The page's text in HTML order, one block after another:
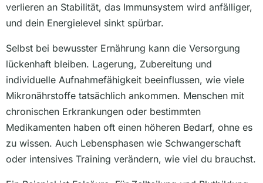
verlieren an Stabilität, das Immunsystem wird anfälliger,
und dein Energielevel sinkt spürbar.
Selbst bei bewusster Ernährung kann die Versorgung
lückenhaft bleiben. Lagerung, Zubereitung und
individuelle Aufnahmefähigkeit beeinflussen, wie viele
Mikronährstoffe tatsächlich ankommen. Menschen mit
chronischen Erkrankungen oder bestimmten
Medikamenten haben oft einen höheren Bedarf, ohne es
zu wissen. Auch Lebensphasen wie Schwangerschaft
oder intensives Training verändern, wie viel du brauchst.